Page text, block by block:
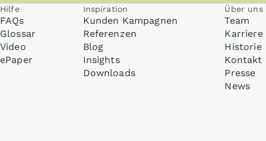
Hilfe
FAQs
Glossar
Video
ePaper
Inspiration
Kunden Kampagnen
Referenzen
Blog
Insights
Downloads
Über uns
Team
Karriere
Historie
Kontakt
Presse
News